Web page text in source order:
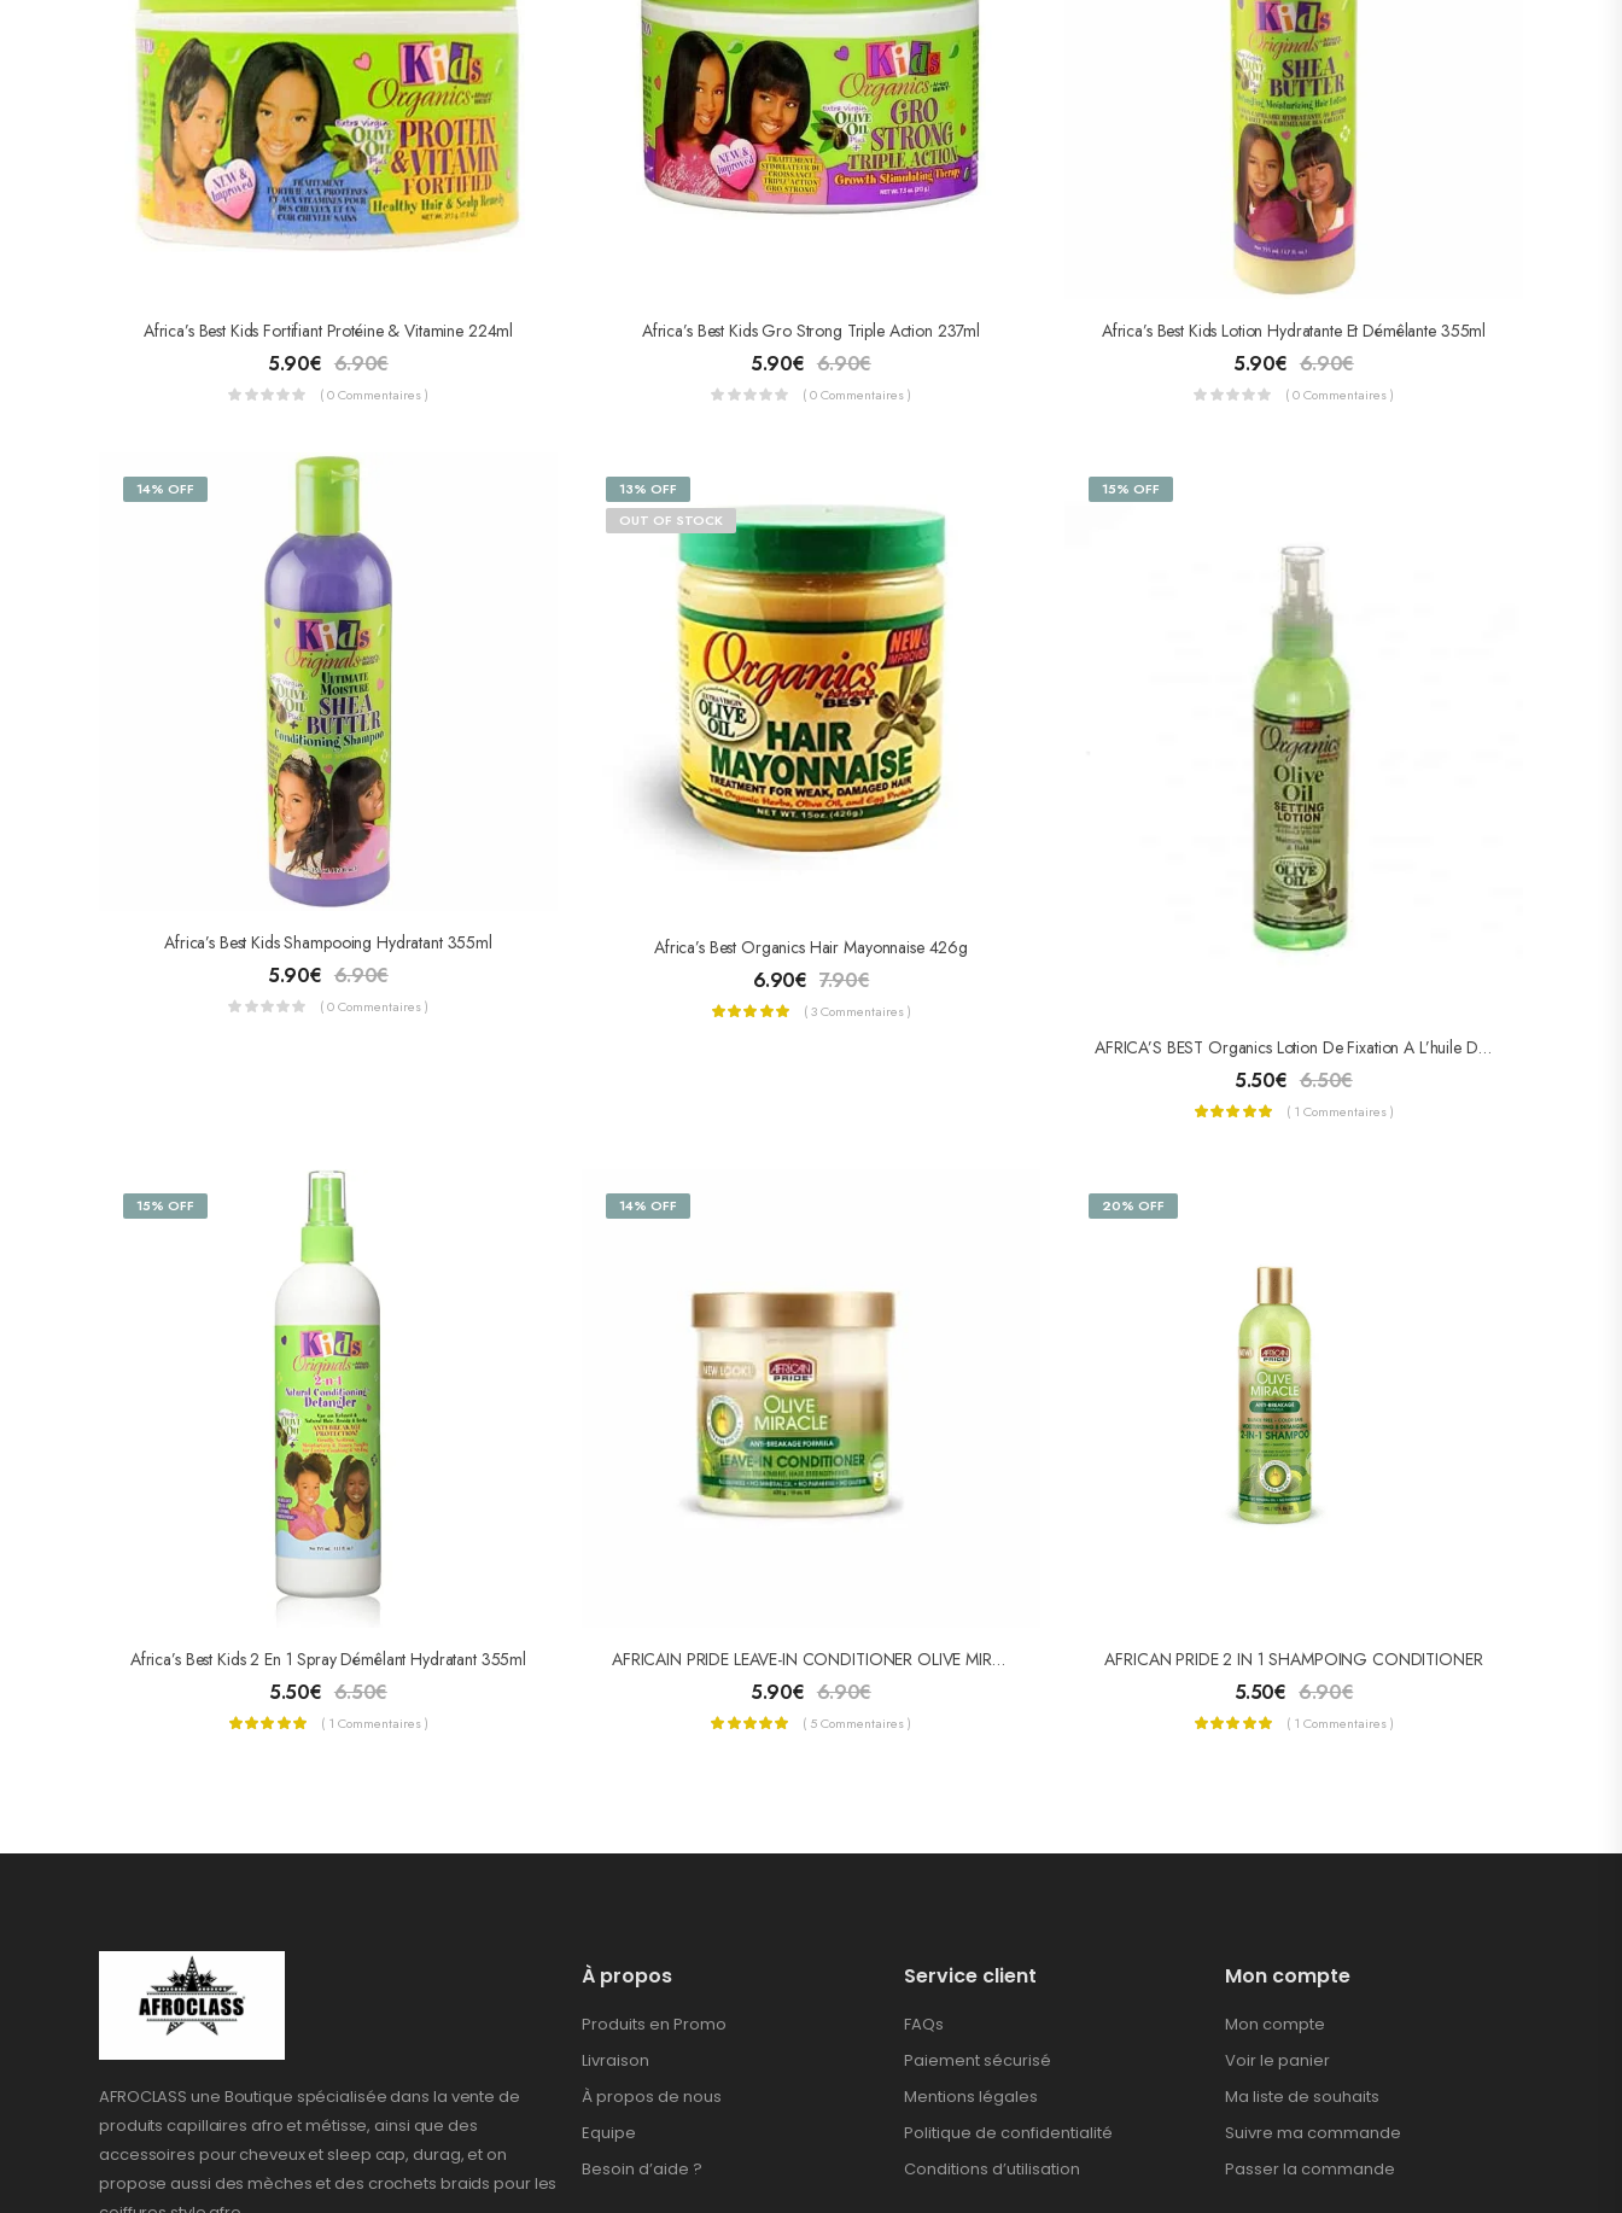
Africa’s Best Kids Fortifiant Protéine & Vitamine 224ml
5.90€ 6.90€
( 0 Commentaires )
Africa’s Best Kids Gro Strong Triple Action 237ml
5.90€ 6.90€
( 0 Commentaires )
Africa’s Best Kids Lotion Hydratante Et Démêlante 355ml
5.90€ 6.90€
( 0 Commentaires )
14% OFF
Africa’s Best Kids Shampooing Hydratant 355ml
5.90€ 6.90€
( 0 Commentaires )
13% OFF
OUT OF STOCK
Africa’s Best Organics Hair Mayonnaise 426g
6.90€ 7.90€
( 3 Commentaires )
15% OFF
AFRICA’S BEST Organics Lotion De Fixation A L’huile D’Olive Spray 177ml
5.50€ 6.50€
( 1 Commentaires )
15% OFF
Africa’s Best Kids 2 En 1 Spray Démêlant Hydratant 355ml
5.50€ 6.50€
( 1 Commentaires )
14% OFF
AFRICAIN PRIDE LEAVE-IN CONDITIONER OLIVE MIRACLE 425g
5.90€ 6.90€
( 5 Commentaires )
20% OFF
AFRICAN PRIDE 2 IN 1 SHAMPOING CONDITIONER
5.50€ 6.90€
( 1 Commentaires )
AFROCLASS une Boutique spécialisée dans la vente de
produits capillaires afro et métisse, ainsi que des
accessoires pour cheveux et sleep cap, durag, et on
propose aussi des mèches et des crochets braids pour les
À propos
Produits en Promo
Livraison
À propos de nous
Equipe
Besoin d’aide ?
Service client
FAQs
Paiement sécurisé
Mentions légales
Politique de confidentialité
Conditions d’utilisation
Mon compte
Mon compte
Voir le panier
Ma liste de souhaits
Suivre ma commande
Passer la commande